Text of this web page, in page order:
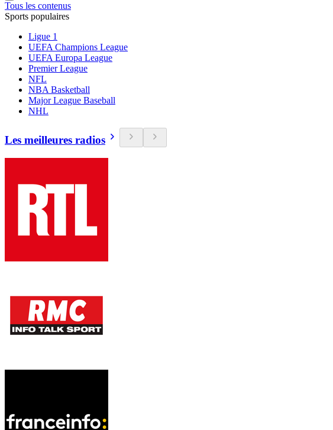
Tous les contenus
Sports populaires
Ligue 1
UEFA Champions League
UEFA Europa League
Premier League
NFL
NBA Basketball
Major League Baseball
NHL
Les meilleures radios